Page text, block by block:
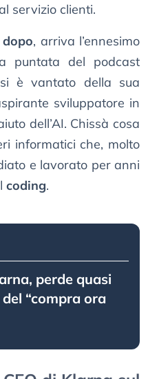
servizio clienti.
, arriva l’ennesimo
puntata del podcast
è vantato della sua
sviluppatore in
dell’AI. Chissà cosa
informatici che, molto
e lavorato per anni
coding.
perde quasi
“compra ora